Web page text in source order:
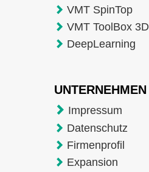
VMT SpinTop
VMT ToolBox 3D
DeepLearning
UNTERNEHMEN
Impressum
Datenschutz
Firmenprofil
Expansion